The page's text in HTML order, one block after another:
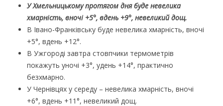
У Хмельницькому протягом дня буде невелика
хмарність, вночі +5°, вдень +9°, невеликий дощ.
В Івано-Франківську буде невелика хмарність, вночі
+5°, вдень +12°.
В Ужгороді завтра стовпчики термометрів
покажуть уночі +3°, удень +14°, практично
безхмарно.
У Чернівцях у середу – невелика хмарність, вночі
+6°, вдень +11°, невеликий дощ.